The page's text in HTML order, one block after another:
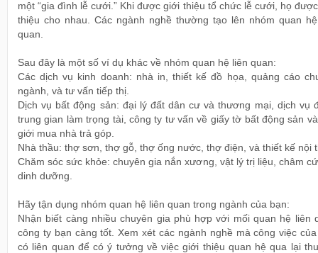
một “gia đình lễ cưới.” Khi được giới thiệu tổ chức lễ cưới, họ
thiệu cho nhau. Các ngành nghề thường tạo lên nhóm quan
quan.
Sau đây là một số ví dụ khác về nhóm quan hệ liên quan:
Các dịch vụ kinh doanh: nhà in, thiết kế đồ họa, quảng cáo
ngành, và tư vấn tiếp thị.
Dịch vụ bất động sản: đại lý đất dân cư và thương mại, dịch vụ
trung gian làm trọng tài, công ty tư vấn về giấy tờ bất động sản
giới mua nhà trả góp.
Nhà thầu: thợ sơn, thợ gỗ, thợ ống nước, thợ điện, và thiết kế nội
Chăm sóc sức khỏe: chuyên gia nắn xương, vật lý trị liệu, châm
dinh dưỡng.
Hãy tận dụng nhóm quan hệ liên quan trong ngành của bạn:
Nhận biết càng nhiều chuyên gia phù hợp với mối quan hệ liên
công ty bạn càng tốt. Xem xét các ngành nghề mà công việc
có liên quan để có ý tưởng về việc giới thiệu quan hệ qua lại